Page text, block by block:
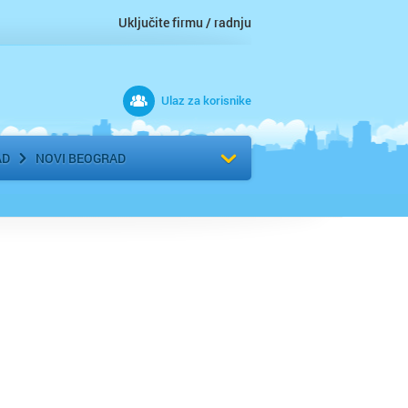
Uključite firmu / radnju
Ulaz za korisnike
NOVI BEOGRADIzaberite komšiluk